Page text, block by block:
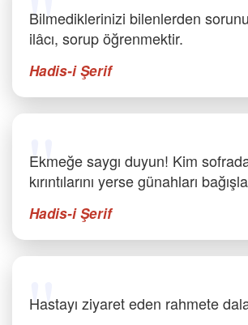
Bilmediklerinizi bilenlerden
ilâcı, sorup öğrenmektir.
Hadis-i Şerif
Ekmeğe saygı duyun! Kim
kırıntılarını yerse günahları
Hadis-i Şerif
Hastayı ziyaret eden rahmete